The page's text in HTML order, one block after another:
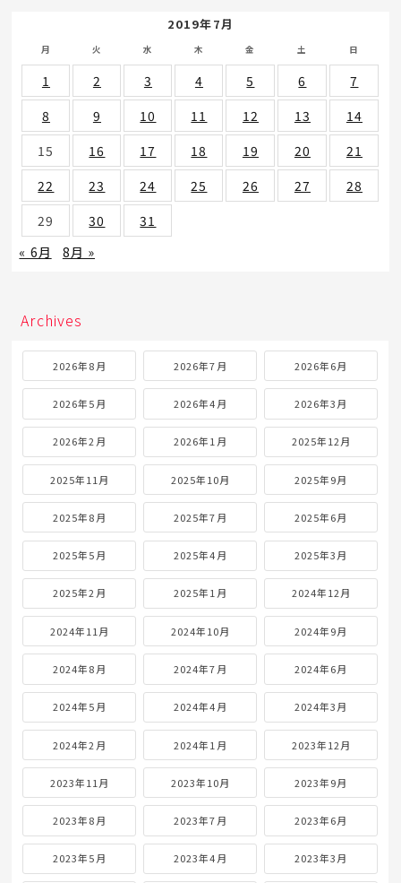
2019年7月
月 火 水 木 金 土 日
1 2 3 4 5 6
7
8
9 10 11 12 13
14
15
16 17 18 19 20
21
22
23 24 25 26 27
28
29
30
31
« 6月
8月 »
Archives
2026年8月 2026年7月 2026年6月
2026年5月 2026年4月 2026年3月
2026年2月 2026年1月 2025年12月
2025年11月 2025年10月 2025年9月
2025年8月 2025年7月 2025年6月
2025年5月 2025年4月 2025年3月
2025年2月 2025年1月 2024年12月
2024年11月 2024年10月 2024年9月
2024年8月 2024年7月 2024年6月
2024年5月 2024年4月 2024年3月
2024年2月 2024年1月 2023年12月
2023年11月 2023年10月 2023年9月
2023年8月 2023年7月 2023年6月
2023年5月 2023年4月 2023年3月